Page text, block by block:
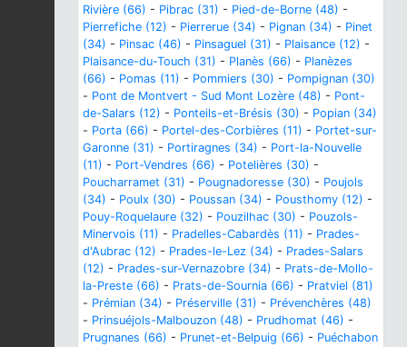
Rivière (66) - Pibrac (31) - Pied-de-Borne (48) -
Pierrefiche (12) - Pierrerue (34) - Pignan (34) - Pinet
(34) - Pinsac (46) - Pinsaguel (31) - Plaisance (12) -
Plaisance-du-Touch (31) - Planès (66) - Planèzes
(66) - Pomas (11) - Pommiers (30) - Pompignan (30)
- Pont de Montvert - Sud Mont Lozère (48) - Pont-
de-Salars (12) - Ponteils-et-Brésis (30) - Popian (34)
- Porta (66) - Portel-des-Corbières (11) - Portet-sur-
Garonne (31) - Portiragnes (34) - Port-la-Nouvelle
(11) - Port-Vendres (66) - Potelières (30) -
Poucharramet (31) - Pougnadoresse (30) - Poujols
(34) - Poulx (30) - Poussan (34) - Pousthomy (12) -
Pouy-Roquelaure (32) - Pouzilhac (30) - Pouzols-
Minervois (11) - Pradelles-Cabardès (11) - Prades-
d'Aubrac (12) - Prades-le-Lez (34) - Prades-Salars
(12) - Prades-sur-Vernazobre (34) - Prats-de-Mollo-
la-Preste (66) - Prats-de-Sournia (66) - Pratviel (81)
- Prémian (34) - Préserville (31) - Prévenchères (48)
- Prinsuéjols-Malbouzon (48) - Prudhomat (46) -
Prugnanes (66) - Prunet-et-Belpuig (66) - Puéchabon